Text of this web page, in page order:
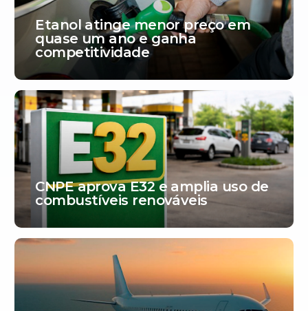
Etanol atinge menor preço em
quase um ano e ganha
competitividade
CNPE aprova E32 e amplia uso de
combustíveis renováveis